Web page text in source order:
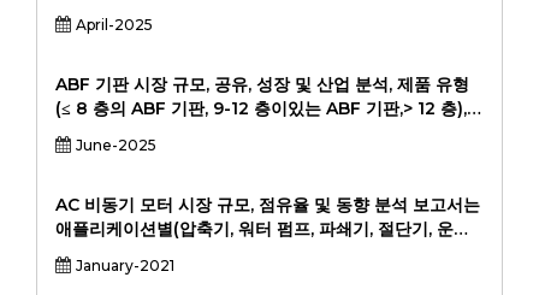
기타), 애플리케이션 (프로토 타이핑, 최종 사용 부품 생산,
커스터마이즈, 툴링), 최종 사용자 산업 (자동차, 항공 우
April-2025
ABF 기판 시장 규모, 공유, 성장 및 산업 분석, 제품 유형
(≤ 8 층의 ABF 기판, 9-12 층이있는 ABF 기판,> 12 층),
애플리케이션 (고급 프로세서, AI 칩, 그래픽 카드, 네트워
크 장치, 기타), 최종 사용자 (Semiconductor
June-2025
AC 비동기 모터 시장 규모, 점유율 및 동향 분석 보고서는
애플리케이션별(압축기, 워터 펌프, 파쇄기, 절단기, 운송
기계, 기타), 유형별(단상 전기 모터, 3상 전기 모터 등), 지
역별 및 2033년까지 세그먼트 예측을 기준으로 합니다.
January-2021